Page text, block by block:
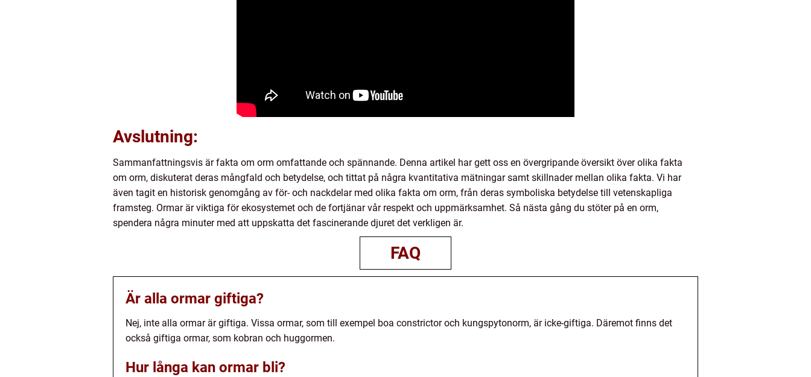
Avslutning:
Sammanfattningsvis är fakta om orm omfattande och spännande. Denna artikel har gett oss en övergripande översikt över olika fakta
om orm, diskuterat deras mångfald och betydelse, och tittat på några kvantitativa mätningar samt skillnader mellan olika fakta. Vi har
även tagit en historisk genomgång av för- och nackdelar med olika fakta om orm, från deras symboliska betydelse till vetenskapliga
framsteg. Ormar är viktiga för ekosystemet och de fortjänar vår respekt och uppmärksamhet. Så nästa gång du stöter på en orm,
spendera några minuter med att uppskatta det fascinerande djuret det verkligen är.
FAQ
Är alla ormar giftiga?
Nej, inte alla ormar är giftiga. Vissa ormar, som till exempel boa constrictor och kungspytonorm, är icke-giftiga. Däremot finns det
också giftiga ormar, som kobran och huggormen.
Hur långa kan ormar bli?